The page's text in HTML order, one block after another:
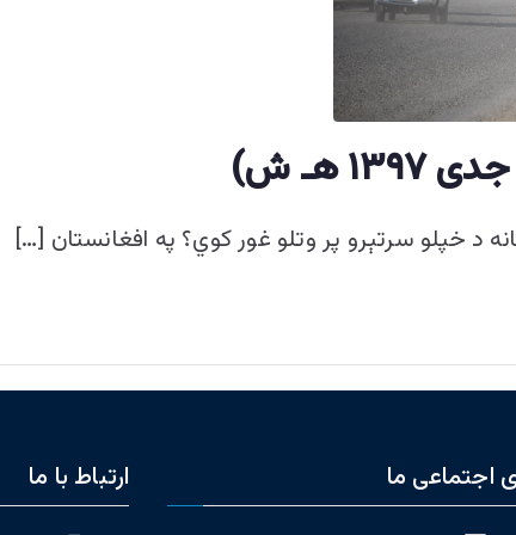
د خپلو سرتېرو پر وتلو غور کوي؟ ​په افغانستان […]
اجتماعی ما ارتباط با ما